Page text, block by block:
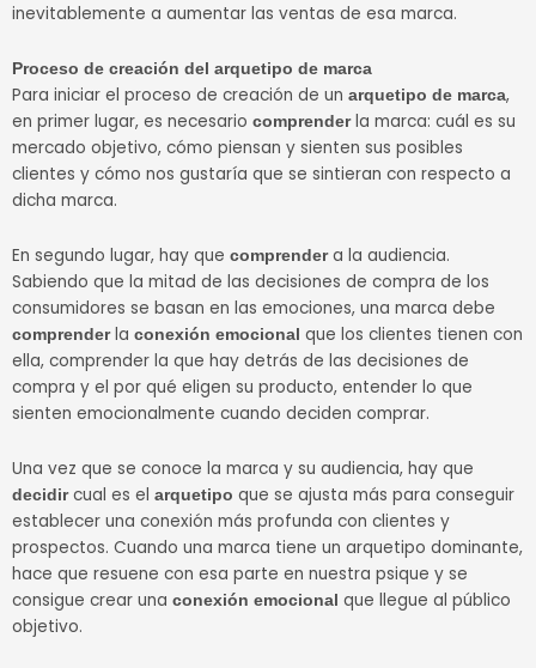
inevitablemente a aumentar las ventas de esa marca.
Proceso de creación del arquetipo de marca
Para iniciar el proceso de creación de un arquetipo de marca,
en primer lugar, es necesario comprender la marca: cuál es su
mercado objetivo, cómo piensan y sienten sus posibles
clientes y cómo nos gustaría que se sintieran con respecto a
dicha marca.
En segundo lugar, hay que comprender a la audiencia.
Sabiendo que la mitad de las decisiones de compra de los
consumidores se basan en las emociones, una marca debe
comprender la conexión emocional que los clientes tienen con
ella, comprender la que hay detrás de las decisiones de
compra y el por qué eligen su producto, entender lo que
sienten emocionalmente cuando deciden comprar.
Una vez que se conoce la marca y su audiencia, hay que
decidircual es el arquetipo que se ajusta más para conseguir
establecer una conexión más profunda con clientes y
prospectos. Cuando una marca tiene un arquetipo dominante,
hace que resuene con esa parte en nuestra psique y se
consigue crear una conexión emocional que llegue al público
objetivo.